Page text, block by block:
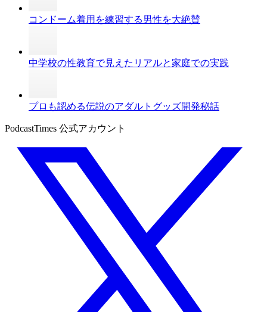
コンドーム着用を練習する男性を大絶賛
中学校の性教育で見えたリアルと家庭での実践
プロも認める伝説のアダルトグッズ開発秘話
PodcastTimes 公式アカウント